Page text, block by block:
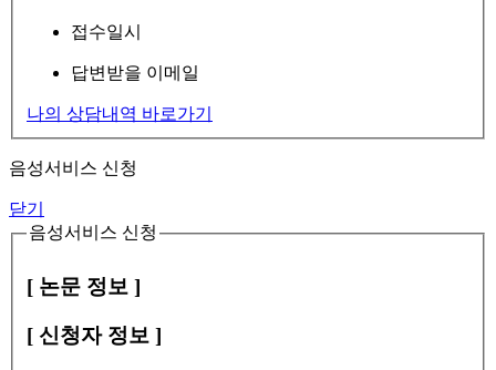
접수일시
답변받을 이메일
나의 상담내역 바로가기
음성서비스 신청
닫기
음성서비스 신청
[ 논문 정보 ]
[ 신청자 정보 ]